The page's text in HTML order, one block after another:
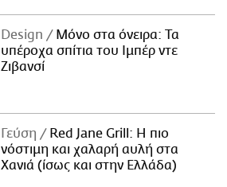
Design
Μόνο στα όνειρα: Τα
υπέροχα σπίτια του Ιμπέρ ντε
Ζιβανσί
Γεύση
Red Jane Grill: Η πιο
νόστιμη και χαλαρή αυλή στα
Χανιά (ίσως και στην Ελλάδα)